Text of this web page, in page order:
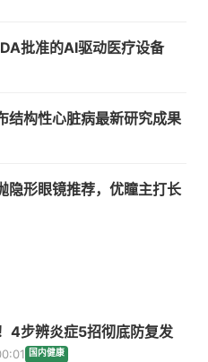
批准的AI驱动医疗设备
构性心脏病最新研究成果
形眼镜推荐，优瞳主打长
4步辨炎症5招彻底防复发
国内健康